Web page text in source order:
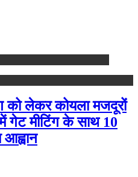
को लेकर कोयला मजदूरों
गेट मीटिंग के साथ 10